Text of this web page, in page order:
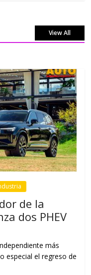
View All
de la
dos PHEV
más
especial el regreso de